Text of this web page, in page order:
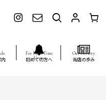
初めての方へ 当店の歩み